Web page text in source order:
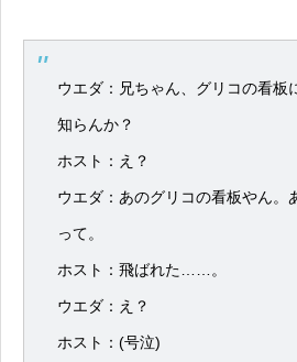
ウエダ：兄ちゃん、グリコの看板
知らんか？
ホスト：え？
ウエダ：あのグリコの看板やん。
って。
ホスト：飛ばれた……。
ウエダ：え？
ホスト：(号泣)